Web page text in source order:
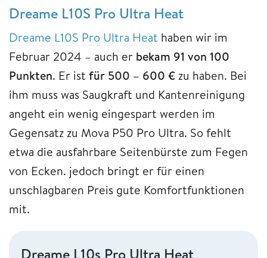
Dreame L10S Pro Ultra Heat
Dreame L10S Pro Ultra Heat haben wir im
Februar 2024 – auch er bekam 91 von 100
Punkten. Er ist für 500 – 600 €zu haben. Bei
ihm muss was Saugkraft und Kantenreinigung
angeht ein wenig eingespart werden im
Gegensatz zu Mova P50 Pro Ultra. So fehlt
etwa die ausfahrbare Seitenbürste zum Fegen
von Ecken. jedoch bringt er für einen
unschlagbaren Preis gute Komfortfunktionen
mit.
Dreame L10s Pro Ultra Heat